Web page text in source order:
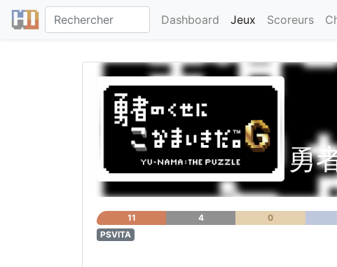
Dashboard Jeux Scoreurs
勇
11 4 0
PSVITA